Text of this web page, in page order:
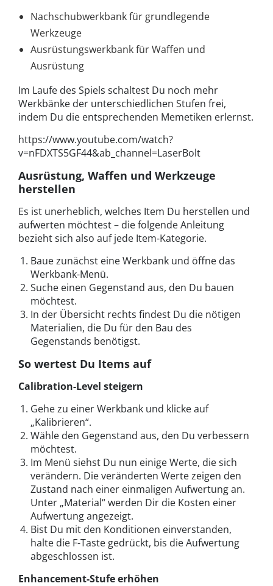
Nachschubwerkbank für grundlegende
Werkzeuge
Ausrüstungswerkbank für Waffen und
Ausrüstung
Im Laufe des Spiels schaltest Du noch mehr
Werkbänke der unterschiedlichen Stufen frei,
indem Du die entsprechenden Memetiken erlernst.
https://www.youtube.com/watch?
v=nFDXTS5GF44&ab_channel=LaserBolt
Ausrüstung, Waffen und Werkzeuge
herstellen
Es ist unerheblich, welches Item Du herstellen und
aufwerten möchtest – die folgende Anleitung
bezieht sich also auf jede Item-Kategorie.
Baue zunächst eine Werkbank und öffne das
Werkbank-Menü.
Suche einen Gegenstand aus, den Du bauen
möchtest.
In der Übersicht rechts findest Du die nötigen
Materialien, die Du für den Bau des
Gegenstands benötigst.
So wertest Du Items auf
Calibration-Level steigern
Gehe zu einer Werkbank und klicke auf
„Kalibrieren“.
Wähle den Gegenstand aus, den Du verbessern
möchtest.
Im Menü siehst Du nun einige Werte, die sich
verändern. Die veränderten Werte zeigen den
Zustand nach einer einmaligen Aufwertung an.
Unter „Material“ werden Dir die Kosten einer
Aufwertung angezeigt.
Bist Du mit den Konditionen einverstanden,
halte die F-Taste gedrückt, bis die Aufwertung
abgeschlossen ist.
Enhancement-Stufe erhöhen